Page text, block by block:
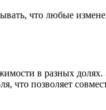
что любые
в разных
что позволяет